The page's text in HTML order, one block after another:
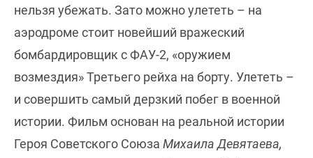
нельзя убежать. Зато можно улететь – на
аэродроме стоит новейший вражеский
бомбардировщик с ФАУ-2, «оружием
возмездия» Третьего рейха на борту. Улететь –
и совершить самый дерзкий побег в военной
истории. Фильм основан на реальной истории
Героя Советского Союза Михаила Девятаева,